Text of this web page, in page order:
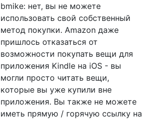
bmike: нет, вы не можете
использовать свой собственный
метод покупки. Amazon даже
пришлось отказаться от
возможности покупать вещи для
приложения Kindle на iOS - вы
могли просто читать вещи,
которые вы уже купили вне
приложения. Вы также не можете
иметь прямую / горячую ссылку на